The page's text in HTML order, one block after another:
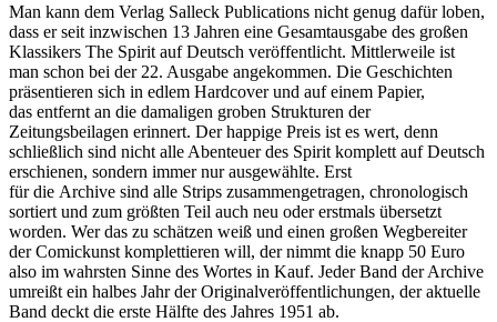
Man kann dem Verlag Salleck Publications nicht genug dafür loben,
dass er seit inzwischen 13 Jahren eine Gesamtausgabe des großen
Klassikers The Spirit auf Deutsch veröffentlicht. Mittlerweile ist
man schon bei der 22. Ausgabe angekommen. Die Geschichten
präsentieren sich in edlem Hardcover und auf einem Papier,
das entfernt an die damaligen groben Strukturen der
Zeitungsbeilagen erinnert. Der happige Preis ist es wert, denn
schließlich sind nicht alle Abenteuer des Spirit komplett auf Deutsch
erschienen, sondern immer nur ausgewählte. Erst
für die Archive sind alle Strips zusammengetragen, chronologisch
sortiert und zum größten Teil auch neu oder erstmals übersetzt
worden. Wer das zu schätzen weiß und einen großen Wegbereiter
der Comickunst komplettieren will, der nimmt die knapp 50 Euro
also im wahrsten Sinne des Wortes in Kauf. Jeder Band der Archive
umreißt ein halbes Jahr der Originalveröffentlichungen, der aktuelle
Band deckt die erste Hälfte des Jahres 1951 ab.